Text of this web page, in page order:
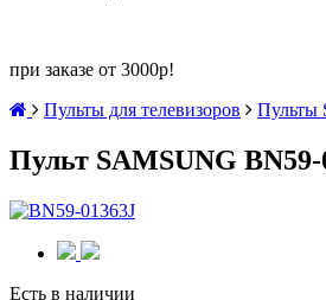
при заказе от 3000р!
Пульты для телевизоров
Пульты
Пульт SAMSUNG
Есть в наличии